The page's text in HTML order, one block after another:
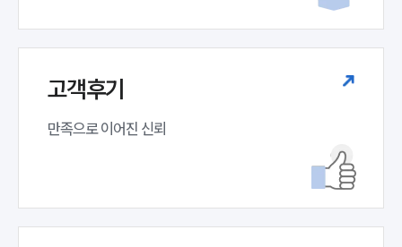
고객후기
만족으로 이어진 신뢰